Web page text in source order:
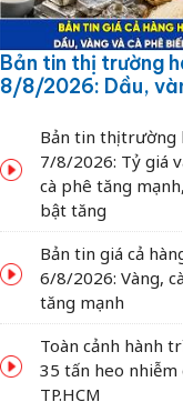
Bản tin thị trường
8/8/2026: Dầu,
Bản tin thị trường
7/8/2026: Tỷ giá
cà phê tăng
bật tăng
Bản tin giá cả
6/8/2026: Vàng,
tăng mạnh
Toàn cảnh hành
35 tấn heo nhiễm
TP.HCM